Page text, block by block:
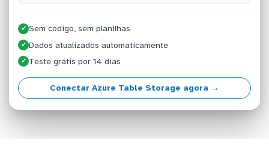
✓ Sem código, sem planilhas
✓ Dados atualizados automaticamente
✓ Teste grátis por 14 dias
Conectar Azure Table Storage agora →